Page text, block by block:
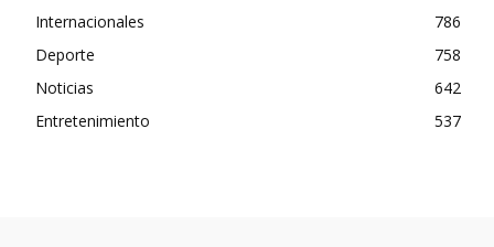
Internacionales
786
Deporte
758
Noticias
642
Entretenimiento
537